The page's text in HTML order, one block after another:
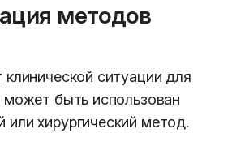
методов
ситуации для
может быть использован
хирургический метод.